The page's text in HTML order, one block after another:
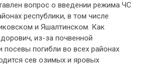
вопрос о введении режима ЧС
республики, в том числе
и Яшалтинском. Как
из-за почвенной
посевы погибли во всех районах
сев озимых и яровых